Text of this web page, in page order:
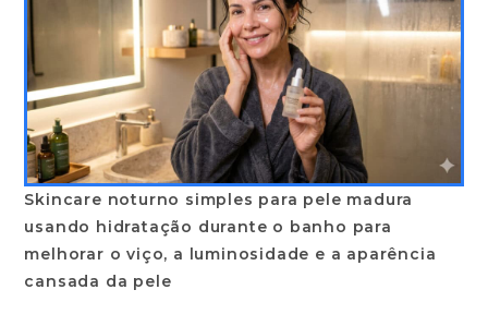
Skincare noturno simples para pele madura
usando hidratação durante o banho para
melhorar o viço, a luminosidade e a aparência
cansada da pele